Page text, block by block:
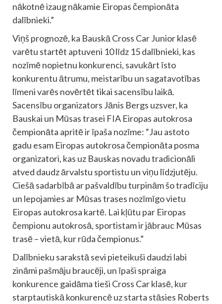
nākotnē izaug nākamie Eiropas čempionāta
dalībnieki.”
Viņš prognozē, ka Bauskā Cross Car Junior klasē
varētu startēt aptuveni 10 līdz 15 dalībnieki, kas
nozīmē nopietnu konkurenci, savukārt īsto
konkurentu ātrumu, meistarību un sagatavotības
līmeni varēs novērtēt tikai sacensību laikā.
Sacensību organizators Jānis Bergs uzsver, ka
Bauskai un Mūsas trasei FIA Eiropas autokrosa
čempionāta apritē ir īpaša nozīme: “Jau astoto
gadu esam Eiropas autokrosa čempionāta posma
organizatori, kas uz Bauskas novadu tradicionāli
atved daudz ārvalstu sportistu un viņu līdzjutēju.
Ciešā sadarbībā ar pašvaldību turpinām šo tradīciju
un lepojamies ar Mūsas trases nozīmīgo vietu
Eiropas autokrosa kartē. Lai kļūtu par Eiropas
čempionu autokrosā, sportistam ir jābrauc Mūsas
trasē – vietā, kur rūda čempionus.”
Dalībnieku sarakstā sevi pieteikuši daudzi labi
zināmi pašmāju braucēji, un īpaši spraiga
konkurence gaidāma tieši Cross Car klasē, kur
starptautiskā konkurencē uz starta stāsies Roberts